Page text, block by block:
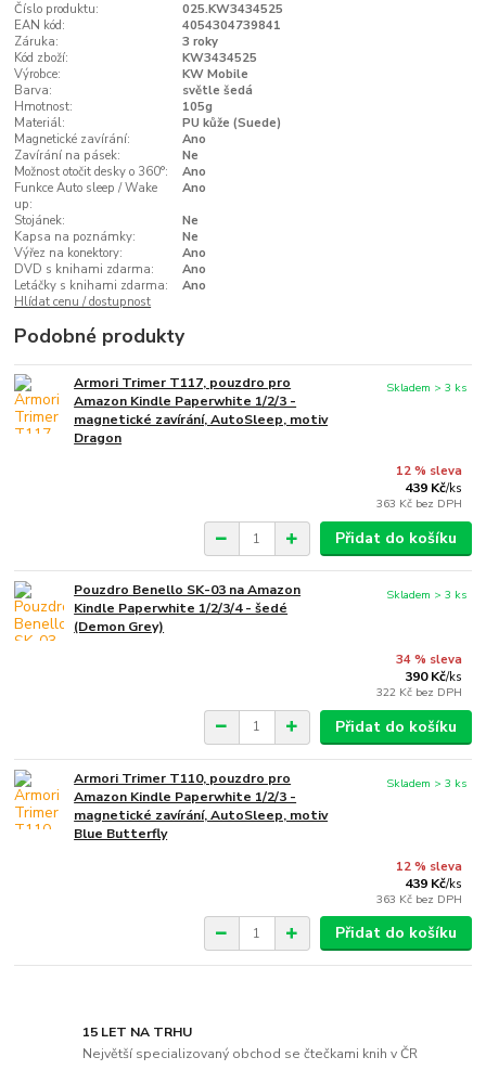
Číslo produktu:
025.KW3434525
EAN kód:
4054304739841
Záruka:
3 roky
Kód zboží:
KW3434525
Výrobce:
KW Mobile
Barva:
světle šedá
Hmotnost:
105g
Materiál:
PU kůže (Suede)
Magnetické zavírání:
Ano
Zavírání na pásek:
Ne
Možnost otočit desky o 360°:
Ano
Funkce Auto sleep / Wake
up:
Ano
Stojánek:
Ne
Kapsa na poznámky:
Ne
Výřez na konektory:
Ano
DVD s knihami zdarma:
Ano
Letáčky s knihami zdarma:
Ano
Hlídat cenu / dostupnost
Podobné produkty
Armori Trimer T117, pouzdro pro
Amazon Kindle Paperwhite 1/2/3 -
magnetické zavírání, AutoSleep, motiv
Dragon
12 % sleva
439 Kč/ks
363 Kč bez DPH
Skladem > 3 ks
Přidat do košíku
Pouzdro Benello SK-03 na Amazon
Kindle Paperwhite 1/2/3/4 - šedé
(Demon Grey)
34 % sleva
390 Kč/ks
322 Kč bez DPH
Skladem > 3 ks
Přidat do košíku
Armori Trimer T110, pouzdro pro
Amazon Kindle Paperwhite 1/2/3 -
magnetické zavírání, AutoSleep, motiv
Blue Butterfly
12 % sleva
439 Kč/ks
363 Kč bez DPH
Skladem > 3 ks
Přidat do košíku
15 LET NA TRHU
Největší specializovaný obchod se čtečkami knih v ČR